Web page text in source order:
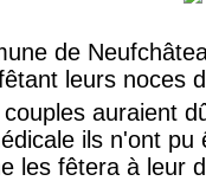
de
leurs noces
auraient
ils n'ont
les fêtera à leur